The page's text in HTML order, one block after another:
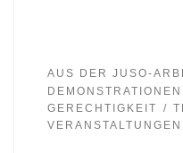
AUS DER JUSO-
DEMONSTRATIONEN
GERECHTIGKEIT
VERANSTALTUNGEN